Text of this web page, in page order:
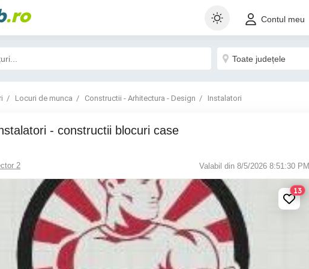
.ro Contul meu
Locuri de munca Constructii - Arhitectura - Design Instalatori
2 Valabil din 8/5/2026 8:51:30 PM
13